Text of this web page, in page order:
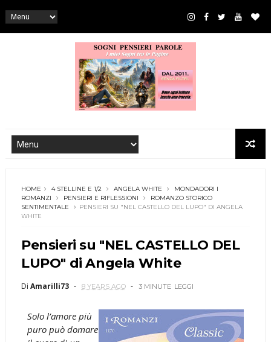
HOME 4 STELLINE E 1/2 ANGELA WHITE
MONDADORI I
ROMANZI
PENSIERI E RIFLESSIONI
ROMANZO STORICO
SENTIMENTALE
PENSIERI SU "NEL CASTELLO DEL LUPO" DI ANGELA
WHITE
Pensieri su "NEL CASTELLO DEL
LUPO" di Angela White
Di Amarilli73 8 YEARS AGO 3 MINUTE LEGGI
Solo l’amore più
puro può domare